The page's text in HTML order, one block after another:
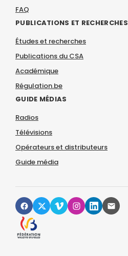
FAQ
PUBLICATIONS ET RECHERCHES
Études et recherches
Publications du CSA
Académique
Régulation.be
GUIDE MÉDIAS
Radios
Télévisions
Opérateurs et distributeurs
Guide média